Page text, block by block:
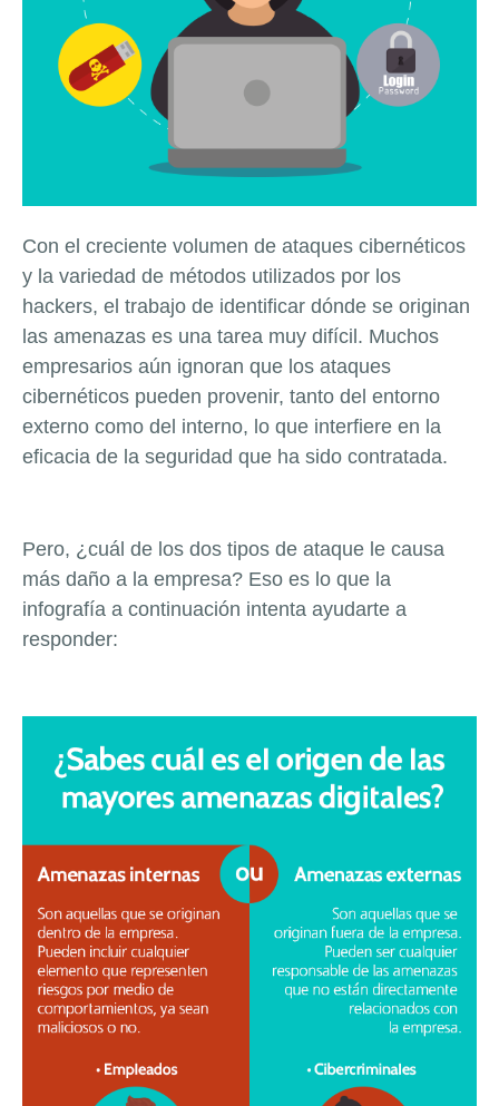
Con el creciente volumen de ataques cibernéticos
y la variedad de métodos utilizados por los
hackers, el trabajo de identificar dónde se originan
las amenazas es una tarea muy difícil. Muchos
empresarios aún ignoran que los ataques
cibernéticos pueden provenir, tanto del entorno
externo como del interno, lo que interfiere en la
eficacia de la seguridad que ha sido contratada.
Pero, ¿cuál de los dos tipos de ataque le causa
más daño a la empresa? Eso es lo que la
infografía a continuación intenta ayudarte a
responder: